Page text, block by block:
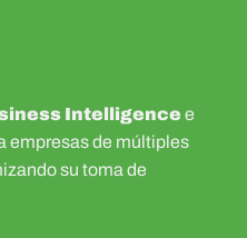
Intelligence e
empresas de múltiples
su toma de